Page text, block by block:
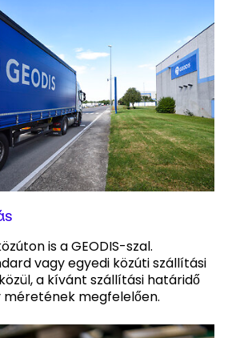
is a GEODIS-szal.
vagy egyedi közúti szállítási
a kívánt szállítási határidő
megfelelően.